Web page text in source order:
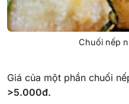
Chuối nếp
Giá của một phần chuối
>5.000đ.